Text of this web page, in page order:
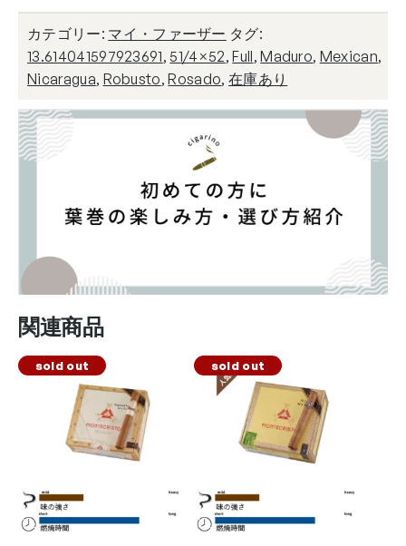
カテゴリー: マイ・ファーザー タグ:
13.614041597923691, 51/4×52,Full,Maduro, Mexican,
Nicaragua, Robusto,Rosado, 在庫あり
関連商品
sold out sold out